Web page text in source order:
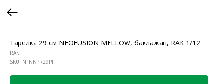
Тарелка 29 см NEOFUSION MELLOW, баклажан, RAK 1/12
RAK
SKU: NFNNPR29PP